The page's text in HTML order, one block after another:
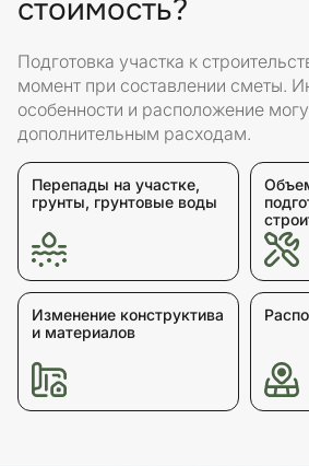
стоимость?
Подготовка участка к
момент при составлении сметы.
особенности и расположение
дополнительным расходам.
Перепады на участке,
грунты, грунтовые воды
Изменение конструктива
и материалов